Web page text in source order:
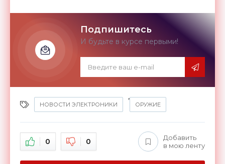
Подпишитесь
И будьте в курсе первыми!
НОВОСТИ ЭЛЕКТРОНИКИ
,
ОРУЖИЕ
0 0
Добавить
в мою ленту